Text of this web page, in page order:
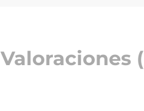
Valoraciones